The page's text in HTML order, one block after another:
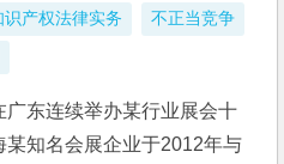
识产权法律实务 不正当竞争
广东连续举办某行业展会十
知名会展企业于2012年与